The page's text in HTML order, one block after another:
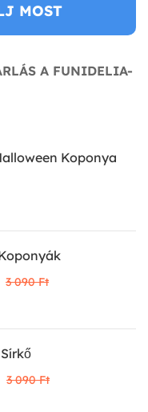
MOST
A FUNIDELIA-
Koponya
3 090 Ft‎
3 090 Ft‎